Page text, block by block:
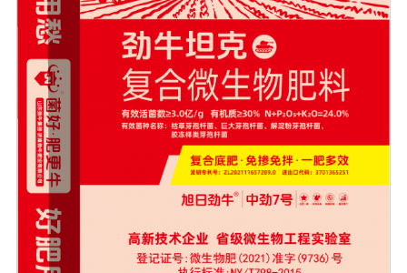
当微生物菌肥的数量和强度合适时，微生物菌肥可以发挥
正常作用。只有在适当的外部条件下，微生物菌肥才能发
挥正常作用。菌株繁殖较大，新陈代谢产生有利于植物生
长的元素，从而提高土壤肥力。空气中的氮可以部分利
用，通过有益细菌的生长代谢产生相应的酶和酸，分解土
壤中不溶性的磷和钾肥，成为植物可以吸收的磷和钾肥，
可以大大提高作物对肥料的利用率。在释放磷和钾的同
时，它还可以促进土壤中微量元素的释放和作物的利用，
同时，有益的细菌可以代谢多种植物所需的物质，如小分
子氨基酸、生长刺激物、维生素等。